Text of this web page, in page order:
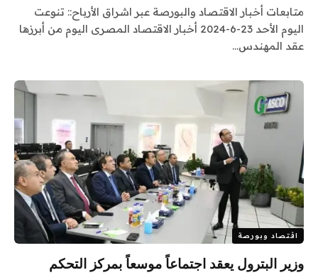
متابعات أخبار الاقتصاد والبورصة عبر اشراق الأرباح:: تنوعت
اليوم الأحد 23-6-2024 أخبار الاقتصاد المصرى اليوم من أبرزها
عقد المهندس…
اقتصاد وبورصة
وزير البترول يعقد اجتماعاً موسعاً بمركز التحكم